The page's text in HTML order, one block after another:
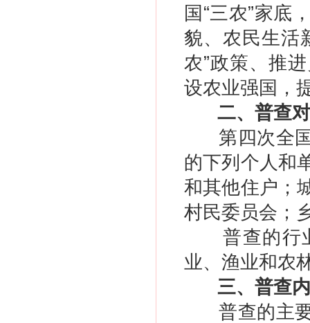
国“三农”家底
貌、农民生活
农”政策、推
设农业强国，
二、普查
第四次全
的下列个人和
和其他住户；
村民委员会；
普查的行
业、渔业和农
三、普查
普查的主